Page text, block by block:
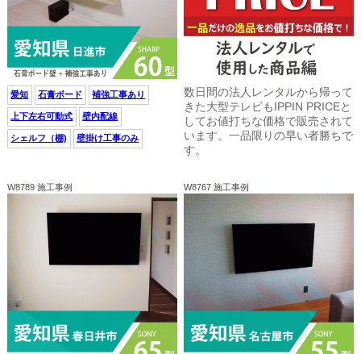
愛知 石膏ボード 補強工事あり
上下左右可動式 壁内配線
シェルフ（棚) 壁掛け工事のみ
数日間の法人レンタルから帰って
きた大型テレビもIPPIN PRICEと
してお値打ちな価格で販売されて
います。一品限りの早い者勝ちで
す。
W8789 施工事例 W8767 施工事例